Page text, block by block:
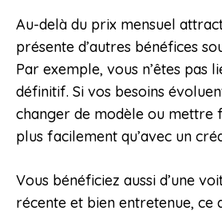
Au-delà du prix mensuel
présente d’autres bénéfices
Par exemple, vous n’êtes pas
définitif. Si vos besoins
changer de modèle ou mettre
plus facilement qu’avec un
Vous bénéficiez aussi d’une
récente et bien entretenue, ce